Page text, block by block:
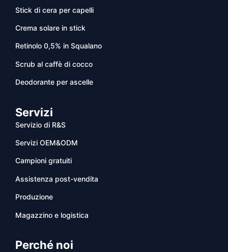
Stick di cera per capelli
Crema solare in stick
Retinolo 0,5% in Squalano
Scrub al caffè di cocco
Deodorante per ascelle
Servizi
Servizio di R&S
Servizi OEM&ODM
Campioni gratuiti
Assistenza post-vendita
Produzione
Magazzino e logistica
Perché noi